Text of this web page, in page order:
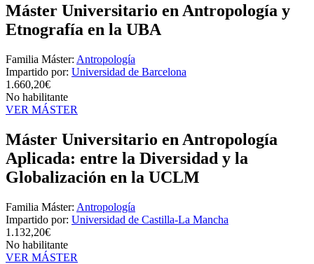
Máster Universitario en Antropología y
Etnografía en la UBA
Familia Máster: Antropología
Impartido por: Universidad de Barcelona
1.660,20€
No habilitante
VER MÁSTER
Máster Universitario en Antropología
Aplicada: entre la Diversidad y la
Globalización en la UCLM
Familia Máster: Antropología
Impartido por: Universidad de Castilla-La Mancha
1.132,20€
No habilitante
VER MÁSTER